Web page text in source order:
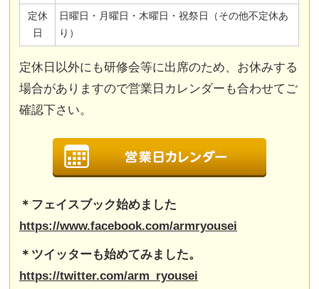
定休
日
日曜日・月曜日・木曜日・祝祭日（その他不定休あ
り）
定休日以外にも研修会等に出席のため、お休みする
場合がありますので営業日カレンダーも合わせてご
確認下さい。
＊フェイスブック始めました
https://www.facebook.com/armryousei
＊ツイッターも始めてみました。
https://twitter.com/arm_ryousei